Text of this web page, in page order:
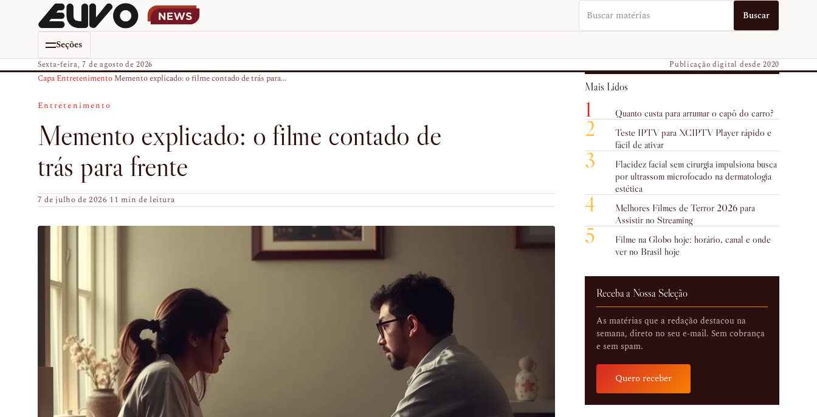
Buscar no EUVO News Buscar
Seções
Sexta-feira, 7 de agosto de 2026 Publicação digital desde 2020
Capa›Entretenimento›Memento explicado: o filme contado de trás para...
Entretenimento
Memento explicado: o filme contado de
trás para frente
7 de julho de 2026·11 min de leitura
Mais Lidos
1 Quanto custa para arrumar o capô do carro?
2
Teste IPTV para XCIPTV Player rápido e
fácil de ativar
3
Flacidez facial sem cirurgia impulsiona busca
por ultrassom microfocado na dermatologia
estética
4
Melhores Filmes de Terror 2026 para
Assistir no Streaming
5
Filme na Globo hoje: horário, canal e onde
ver no Brasil hoje
Receba a Nossa Seleção
As matérias que a redação destacou na
semana, direto no seu e-mail. Sem cobrança
e sem spam.
Quero receber